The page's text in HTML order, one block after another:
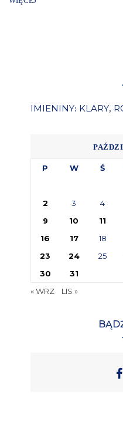
IMIENINY: KLARY,
P W Ś
2
3 4
9
10 11
16
17 18
23
24 25
30
31
« WRZ
LIS »